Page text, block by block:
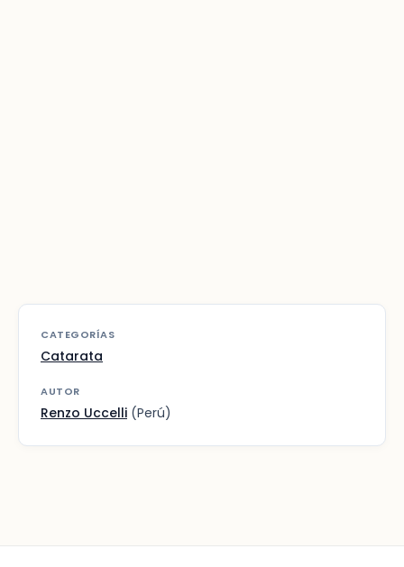
CATEGORÍAS
Catarata
AUTOR
Renzo Uccelli (Perú)